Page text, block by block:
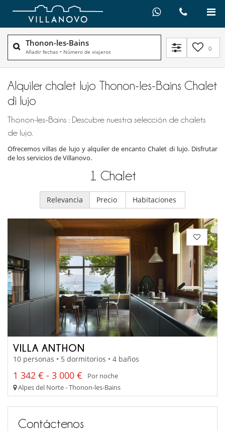
Thonon-les-Bains
Añadir fechas • Número de viajeros 0
Alquiler chalet lujo Thonon-les-Bains Chalet
di lujo
Thonon-les-Bains : Descubre nuestra selección de chalets
de lujo.
Ofrecemos villas de lujo y alquiler de encanto Chalet di lujo. Disfrutar
de los servicios de Villanovo.
1 Chalet
Relevancia Precio Habitaciones
VILLA ANTHON
10 personas • 5 dormitorios • 4 baños
1 342 € - 3 000 €
Por noche
Alpes del Norte - Thonon-les-Bains
Contáctenos